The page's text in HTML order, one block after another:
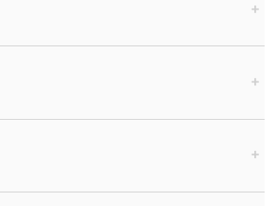
+
+
+